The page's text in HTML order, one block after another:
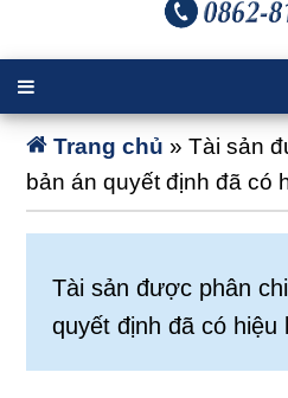
Trang chủ »Tài sản
bản án quyết định đã có
Tài sản được phân
quyết định đã có hiệu